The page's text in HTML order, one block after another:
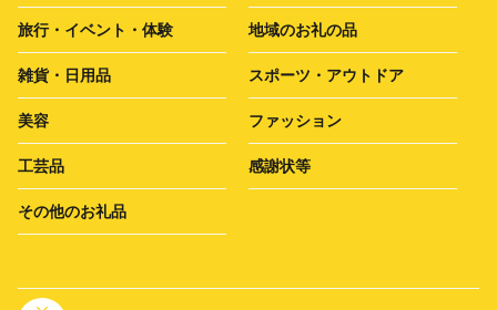
旅行・イベント・体験 地域のお礼の品
雑貨・日用品 スポーツ・アウトドア
美容 ファッション
工芸品 感謝状等
その他のお礼品